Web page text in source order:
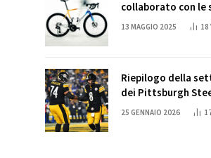
collaborato con le
succo di Sun Capri
13 MAGGIO 2025 18
Riepilogo della
dei Pittsburgh
credi nei miracoli?
25 GENNAIO 2026